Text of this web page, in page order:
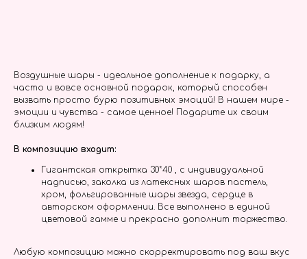
Воздушные шары - идеальное дополнение к подарку, а
часто и вовсе основной подарок, который способен
вызвать просто бурю позитивных эмоций! В нашем мире -
эмоции и чувства - самое ценное! Подарите их своим
близким людям!
В композицию входит:
Гигантская открытка 30*40 , с индивидуальной
надписью, заколка из латексных шаров пастель,
хром, фольгированные шары звезда, сердце в
авторском оформлении. Все выполнено в единой
цветовой гамме и прекрасно дополнит торжество.
Любую композицию можно скорректировать под ваш вкус